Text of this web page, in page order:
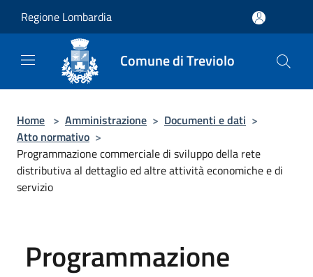
Regione Lombardia
Comune di Treviolo
Home > Amministrazione > Documenti e dati >
Atto normativo >
Programmazione commerciale di sviluppo della rete
distributiva al dettaglio ed altre attività economiche e di
servizio
Programmazione